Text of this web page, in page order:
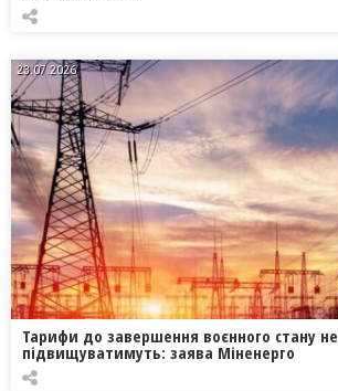
23.07.2026
Тарифи до завершення воєнного стану не
підвищуватимуть: заява Міненерго